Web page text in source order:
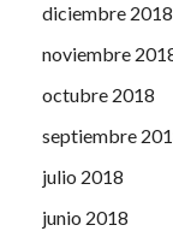
diciembre 2018
noviembre
octubre 2018
septiembre
julio 2018
junio 2018